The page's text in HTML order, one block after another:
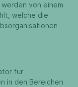
von einem
welche die
für
in den Bereichen